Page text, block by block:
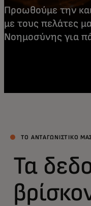
Προωθούμε την
με τους πελάτες
Νοημοσύνης για
ΤΟ ΑΝΤΑΓΩΝΙΣΤΙΚΌ
Τα